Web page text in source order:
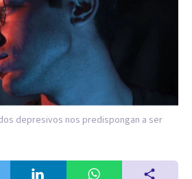
depresivos nos predispongan a ser